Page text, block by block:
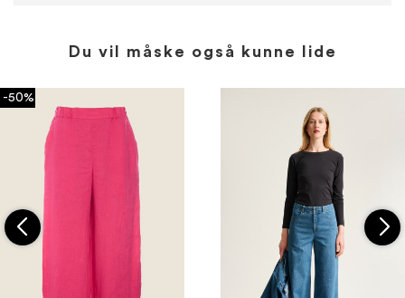
Du vil måske også kunne lide
-50%